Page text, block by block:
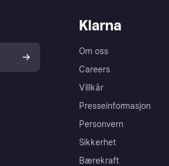
Klarna
Om oss
Careers
Villkår
Presseinformasjon
Personvern
Sikkerhet
Bærekraft